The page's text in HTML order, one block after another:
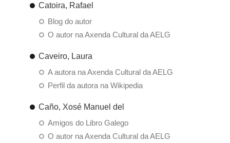
Catoira, Rafael
Blog do autor
O autor na Axenda Cultural da AELG
Caveiro, Laura
A autora na Axenda Cultural da AELG
Perfil da autora na Wikipedia
Caño, Xosé Manuel del
Amigos do Libro Galego
O autor na Axenda Cultural da AELG